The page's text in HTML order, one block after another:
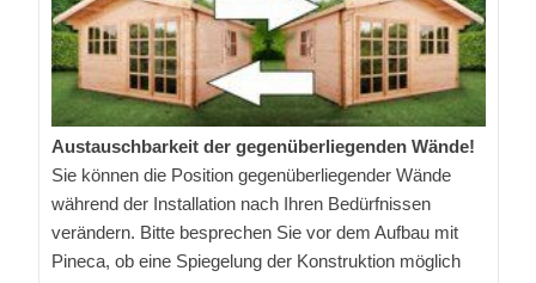
Austauschbarkeit der gegenüberliegenden Wände!
Sie können die Position gegenüberliegender Wände
während der Installation nach Ihren Bedürfnissen
verändern. Bitte besprechen Sie vor dem Aufbau mit
Pineca, ob eine Spiegelung der Konstruktion möglich